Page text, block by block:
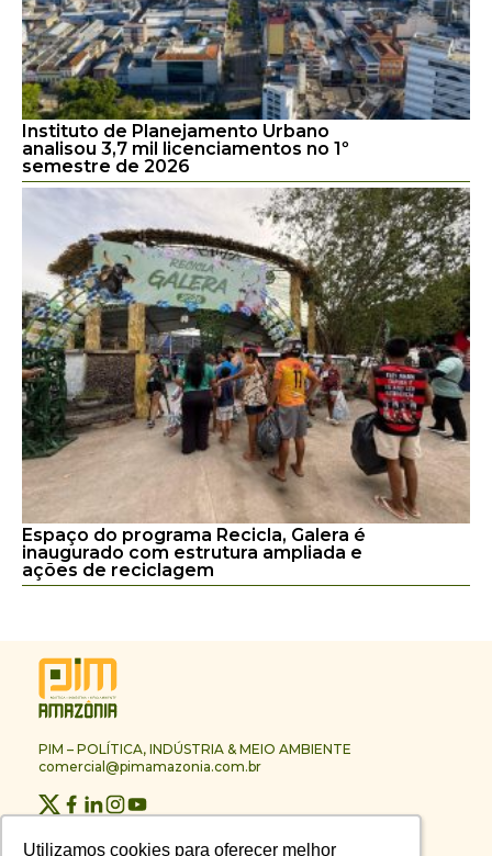
Utilizamos cookies para oferecer melhor
Utilizamos cookies para oferecer melhor
Instituto de Planejamento Urbano
analisou 3,7 mil licenciamentos no 1º
semestre de 2026
Espaço do programa Recicla, Galera é
inaugurado com estrutura ampliada e
ações de reciclagem
PIM – POLÍTICA, INDÚSTRIA & MEIO AMBIENTE
comercial@pimamazonia.com.br